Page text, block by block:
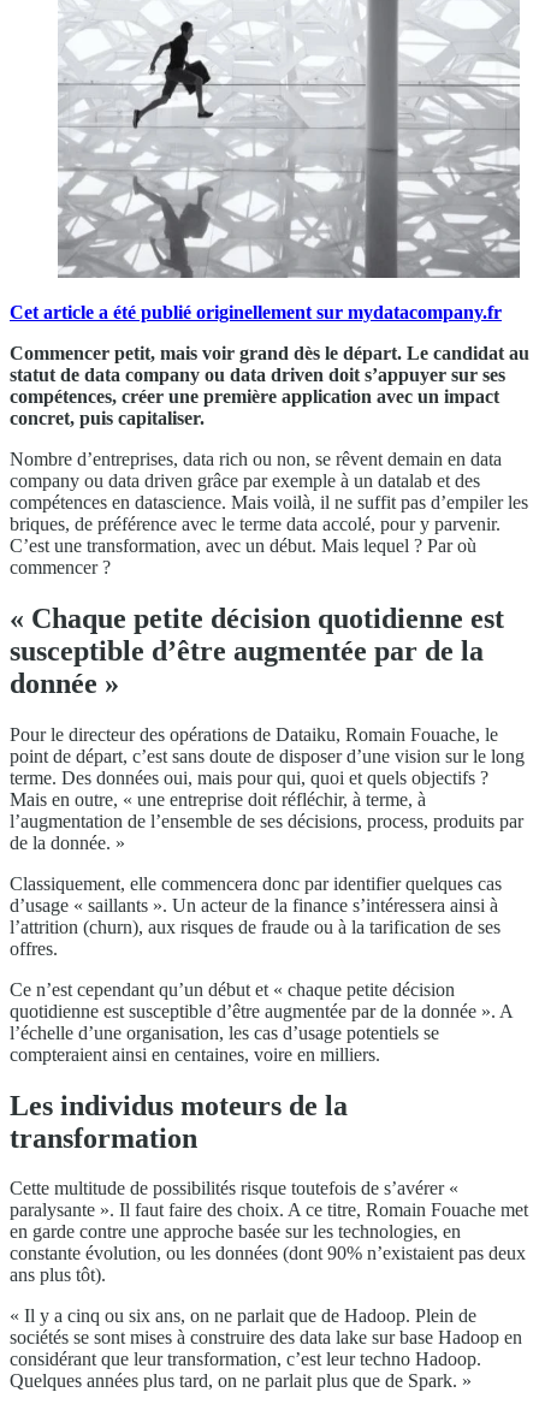
Cet article a été publié originellement sur mydatacompany.fr
Commencer petit, mais voir grand dès le départ. Le candidat au
statut de data company ou data driven doit s’appuyer sur ses
compétences, créer une première application avec un impact
concret, puis capitaliser.
Nombre d’entreprises, data rich ou non, se rêvent demain en data
company ou data driven grâce par exemple à un datalab et des
compétences en datascience. Mais voilà, il ne suffit pas d’empiler les
briques, de préférence avec le terme data accolé, pour y parvenir.
C’est une transformation, avec un début. Mais lequel ? Par où
commencer ?
« Chaque petite décision quotidienne est
susceptible d’être augmentée par de la
donnée »
Pour le directeur des opérations de Dataiku, Romain Fouache, le
point de départ, c’est sans doute de disposer d’une vision sur le long
terme. Des données oui, mais pour qui, quoi et quels objectifs ?
Mais en outre, « une entreprise doit réfléchir, à terme, à
l’augmentation de l’ensemble de ses décisions, process, produits par
de la donnée. »
Classiquement, elle commencera donc par identifier quelques cas
d’usage « saillants ». Un acteur de la finance s’intéressera ainsi à
l’attrition (churn), aux risques de fraude ou à la tarification de ses
offres.
Ce n’est cependant qu’un début et « chaque petite décision
quotidienne est susceptible d’être augmentée par de la donnée ». A
l’échelle d’une organisation, les cas d’usage potentiels se
compteraient ainsi en centaines, voire en milliers.
Les individus moteurs de la
transformation
Cette multitude de possibilités risque toutefois de s’avérer «
paralysante ». Il faut faire des choix. A ce titre, Romain Fouache met
en garde contre une approche basée sur les technologies, en
constante évolution, ou les données (dont 90% n’existaient pas deux
ans plus tôt).
« Il y a cinq ou six ans, on ne parlait que de Hadoop. Plein de
sociétés se sont mises à construire des data lake sur base Hadoop en
considérant que leur transformation, c’est leur techno Hadoop.
Quelques années plus tard, on ne parlait plus que de Spark. »